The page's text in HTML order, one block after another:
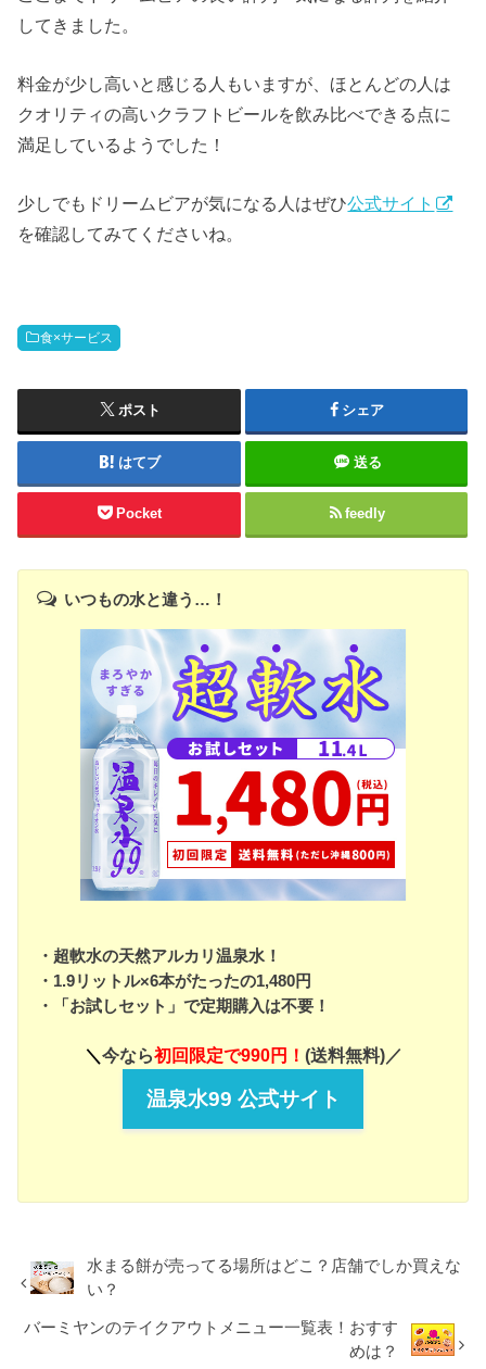
してきました。
料金が少し高いと感じる人もいますが、ほとんどの人は
クオリティの高いクラフトビールを飲み比べできる点に
満足しているようでした！
少しでもドリームビアが気になる人はぜひ公式サイト
を確認してみてくださいね。
食×サービス
ポスト シェア
はてブ 送る
Pocket feedly
いつもの水と違う…！
・超軟水の天然アルカリ温泉水！
・1.9リットル×6本がたったの1,480円
・「お試しセット」で定期購入は不要！
＼ 今なら初回限定で990円！ (送料無料)／
温泉水99 公式サイト
水まる餅が売ってる場所はどこ？店舗でしか買えな
い？
バーミヤンのテイクアウトメニュー一覧表！おすす
めは？